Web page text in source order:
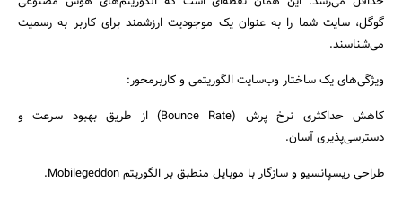
گوگل، سایت شما را به عنوان یک موجودیت ارزشمند برای کاربر به رسمیت
می‌شناسند.
ویژگی‌های یک ساختار وب‌سایت الگوریتمی و کاربرمحور:
کاهش حداکثری نرخ پرش (Bounce Rate) از طریق بهبود سرعت و
دسترسی‌پذیری آسان.
طراحی ریسپانسیو و سازگار با موبایل منطبق بر الگوریتم Mobilegeddon.